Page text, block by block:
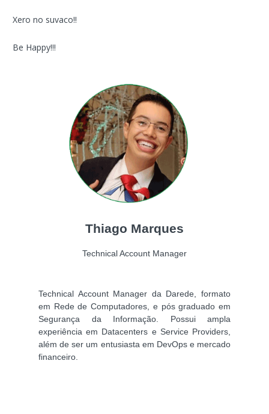
Xero no suvaco!!
Be Happy!!!
Thiago Marques
Technical Account Manager
Technical Account Manager da Darede, formato
em Rede de Computadores, e pós graduado em
Segurança da Informação. Possui ampla
experiência em Datacenters e Service Providers,
além de ser um entusiasta em DevOps e mercado
financeiro.